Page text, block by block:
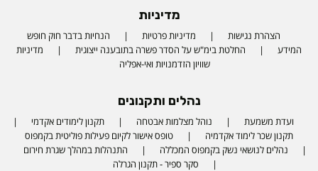
מדיניות
הצהרת נגישות מדיניות פרטיות
הנחיות בדבר חוק חופש
המידע
החלטת בימ"ש על הסדר פשרה בתובענה ייצוגית
מדיניות
שוויון הזדמנויות ואי-אפליה
נהלים ותקנונים
ועדת משמעת נוהל מצלמות אבטחה
תקנון לימודים אקדמי
תקנון שכר לימוד אקדמיה
טופס אישור לקיום פעילות פוליטית בקמפוס
נהלים לנושאי נשק בקמפוס המכללה
התנהלות במהלך שגרת חירום
סקר ספיר - תקנון הגרלה